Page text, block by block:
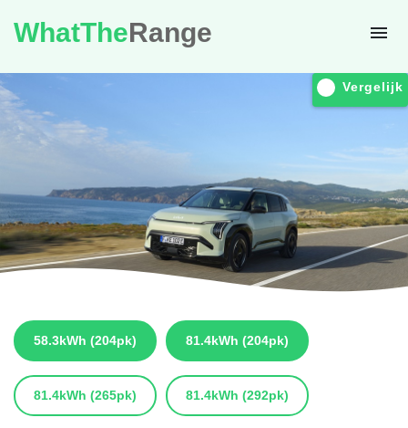
WhatTheRange
Vergelijk
58.3kWh (204pk) 81.4kWh (204pk)
81.4kWh (265pk) 81.4kWh (292pk)